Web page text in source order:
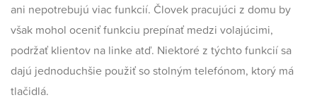
ani nepotrebujú viac funkcií. Človek pracujúci z domu by
však mohol oceniť funkciu prepínať medzi volajúcimi,
podržať klientov na linke atď. Niektoré z týchto funkcií sa
dajú jednoduchšie použiť so stolným telefónom, ktorý má
tlačidlá.